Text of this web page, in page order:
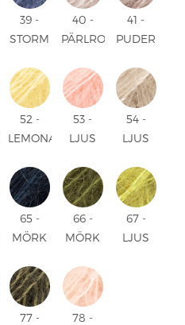
39 -
STORM
UNI
40 -
PÄRLROSA
41 -
PUDER
52 -
LEMONAD
53 -
LJUS
UNI
54 -
LJUS
UNI
65 -
MÖRK
UNI
66 -
MÖRK
UNI
67 -
LJUS
77 -
78 -